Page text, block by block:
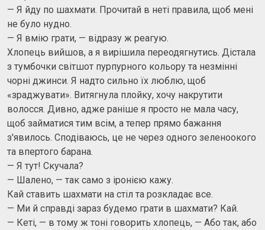
— Я йду по шахмати. Прочитай в неті правила, щоб мені
не було нудно.
— Я вмію грати, — відразу ж реагую.
Хлопець вийшов, а я вирішила переодягнутись. Дістала
з тумбочки світшот пурпурного кольору та незмінні
чорні джинси. Я надто сильно їх люблю, щоб
«зраджувати». Витягнула плойку, хочу накрутити
волосся. Дивно, адже раніше я просто не мала часу,
щоб займатися тим всім, а тепер прямо бажання
з'явилось. Сподіваюсь, це не через одного зеленоокого
та впертого барана.
— Я тут! Скучала?
— Шалено, — так само з іронією кажу.
Кай ставить шахмати на стіл та розкладає все.
— Ми й справді зараз будемо грати в шахмати? Кай.
— Кеті, — в тому ж тоні говорить хлопець, — Або так, або